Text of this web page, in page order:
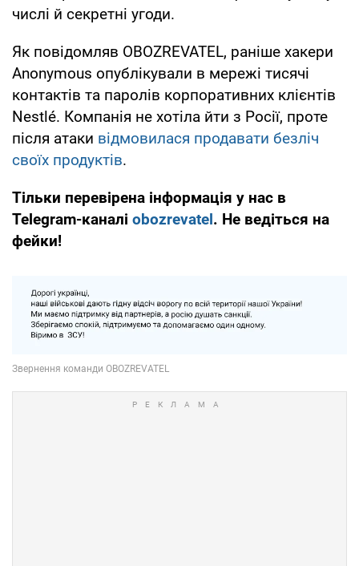
числі й секретні угоди.
Як повідомляв OBOZREVATEL, раніше хакери
Anonymous опублікували в мережі тисячі
контактів та паролів корпоративних клієнтів
Nestlé. Компанія не хотіла йти з Росії, проте
після атаки відмовилася продавати безліч
своїх продуктів.
Тільки перевірена інформація у нас в
Telegram-каналі obozrevatel. Не ведіться на
фейки!